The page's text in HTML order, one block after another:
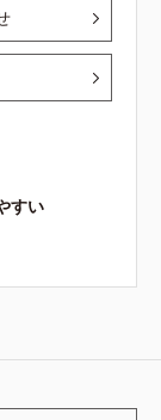
すい